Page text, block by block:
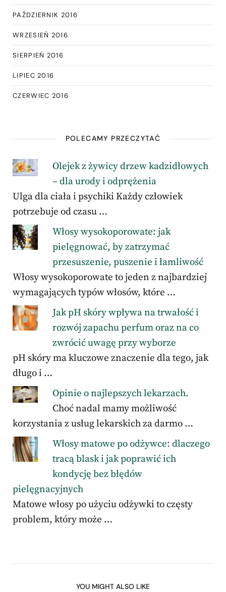
PAŹDZIERNIK 2016
WRZESIEŃ 2016
SIERPIEŃ 2016
LIPIEC 2016
CZERWIEC 2016
POLECAMY PRZECZYTAĆ
Olejek z żywicy drzew kadzidłowych
– dla urody i odprężenia
Ulga dla ciała i psychiki Każdy człowiek
potrzebuje od czasu …
Włosy wysokoporowate: jak
pielęgnować, by zatrzymać
przesuszenie, puszenie i łamliwość
Włosy wysokoporowate to jeden z najbardziej
wymagających typów włosów, które …
Jak pH skóry wpływa na trwałość i
rozwój zapachu perfum oraz na co
zwrócić uwagę przy wyborze
pH skóry ma kluczowe znaczenie dla tego, jak
długo i …
Opinie o najlepszych lekarzach.
Choć nadal mamy możliwość
korzystania z usług lekarskich za darmo …
Włosy matowe po odżywce: dlaczego
tracą blask i jak poprawić ich
kondycję bez błędów
pielęgnacyjnych
Matowe włosy po użyciu odżywki to częsty
problem, który może …
YOU MIGHT ALSO LIKE